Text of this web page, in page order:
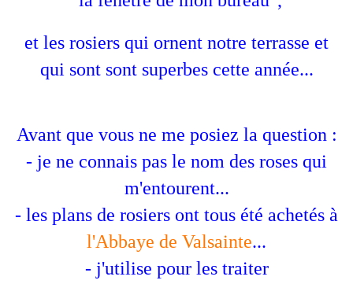
et les rosiers qui ornent notre terrasse et
qui sont sont superbes cette année...
Avant que vous ne me posiez la question :
- je ne connais pas le nom des roses qui
m'entourent...
- les plans de rosiers ont tous été achetés à
l'Abbaye de Valsainte...
- j'utilise pour les traiter